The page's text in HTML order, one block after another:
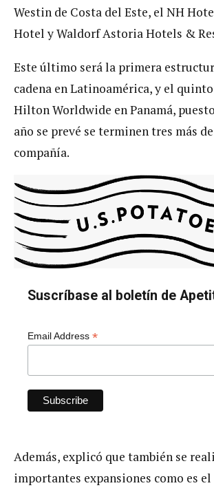
Westin de Costa del Este, el NH
Hotel y Waldorf Astoria Hotels &
Este último será la primera
cadena en Latinoamérica, y el
Hilton Worldwide en Panamá,
año se prevé se terminen tres más
compañía.
Suscríbase al boletín de
Email Address *
Además, explicó que también se
importantes expansiones como es